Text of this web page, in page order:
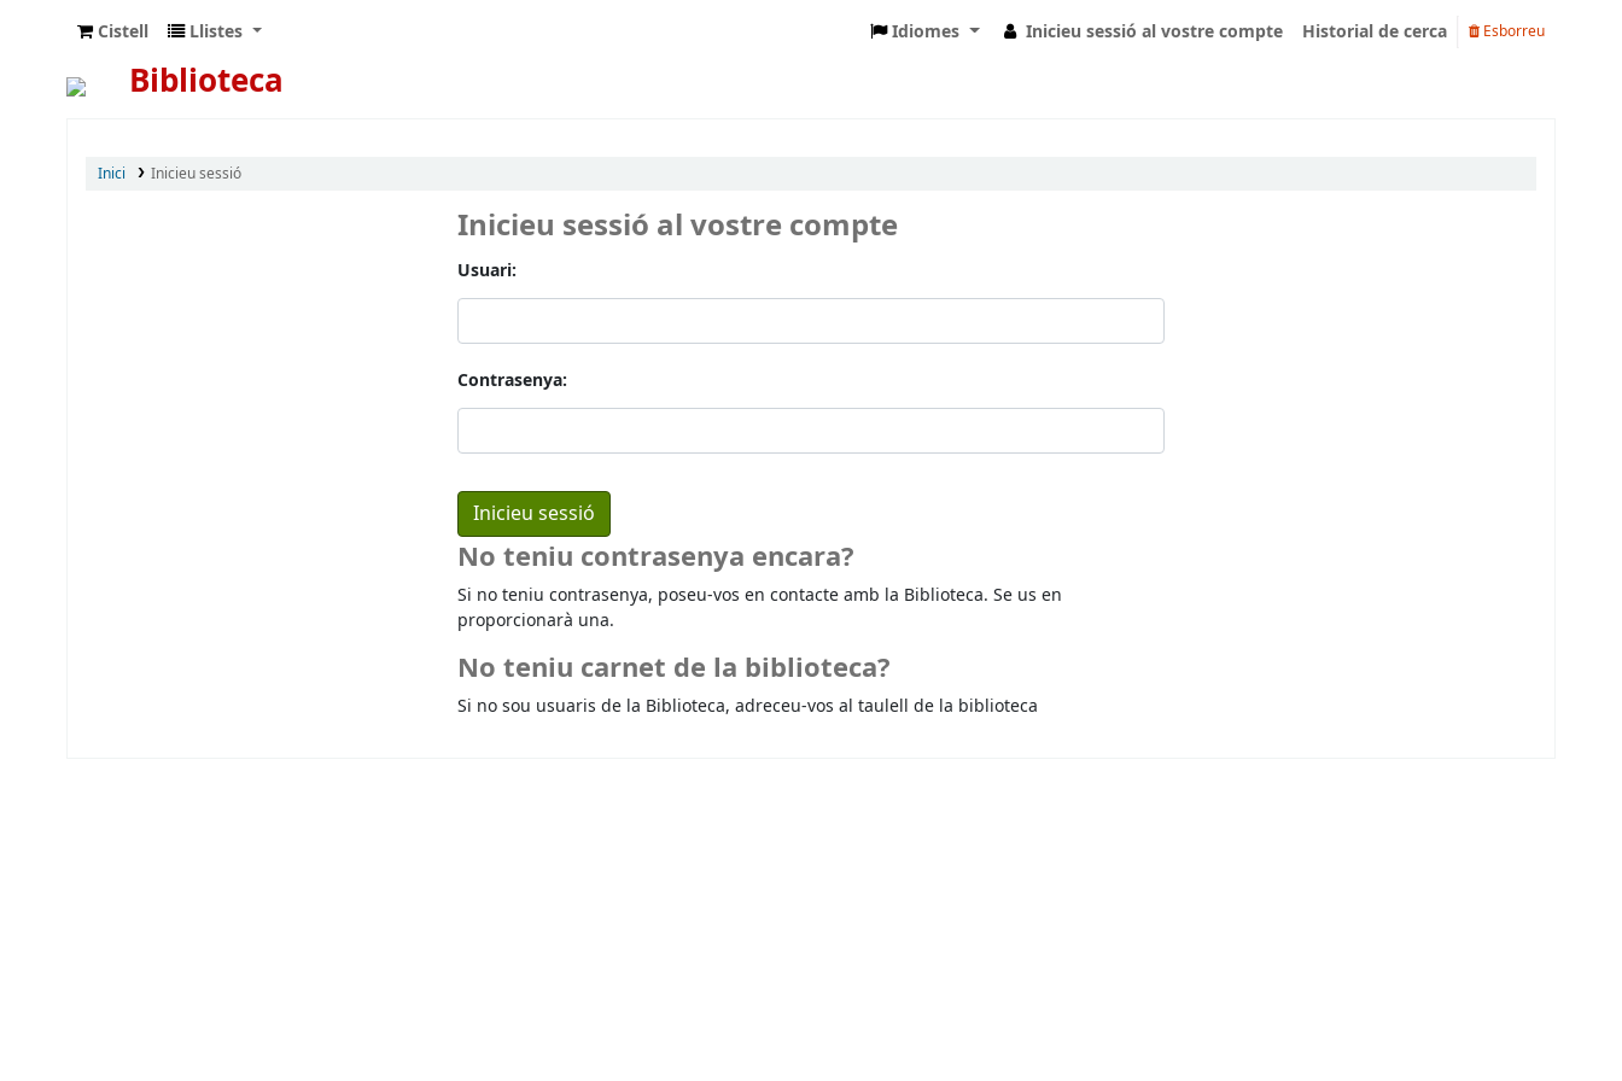
Cistell Llistes Idiomes Inicieu sessió al vostre compte Historial de cerca Esborreu
Biblioteca
Inici Inicieu sessió
Inicieu sessió al vostre compte
Usuari:
Contrasenya:
No teniu contrasenya encara?
Si no teniu contrasenya, poseu-vos en contacte amb la Biblioteca. Se us en
proporcionarà una.
No teniu carnet de la biblioteca?
Si no sou usuaris de la Biblioteca, adreceu-vos al taulell de la biblioteca